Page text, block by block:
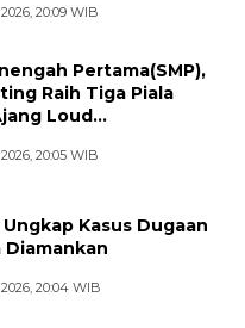
20:09 WIB
Pertama(SMP),
Raih Tiga Piala
Loud
20:05 WIB
Kasus Dugaan
Diamankan
20:04 WIB